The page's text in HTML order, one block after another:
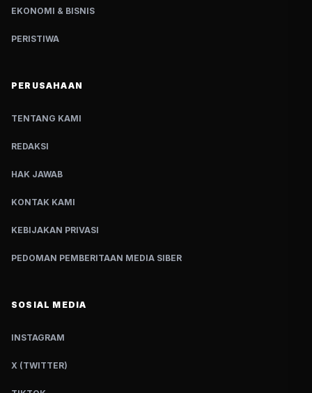
EKONOMI & BISNIS
PERISTIWA
PERUSAHAAN
TENTANG KAMI
REDAKSI
HAK JAWAB
KONTAK KAMI
KEBIJAKAN PRIVASI
PEDOMAN PEMBERITAAN MEDIA SIBER
SOSIAL MEDIA
INSTAGRAM
X (TWITTER)